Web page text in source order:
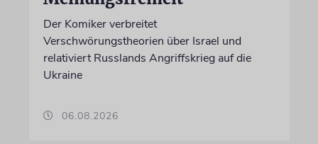
Der Komiker verbreitet
Verschwörungstheorien über Israel und
relativiert Russlands Angriffskrieg auf die
Ukraine
06.08.2026